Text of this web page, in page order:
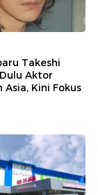
Takeshi
Aktor
Kini Fokus